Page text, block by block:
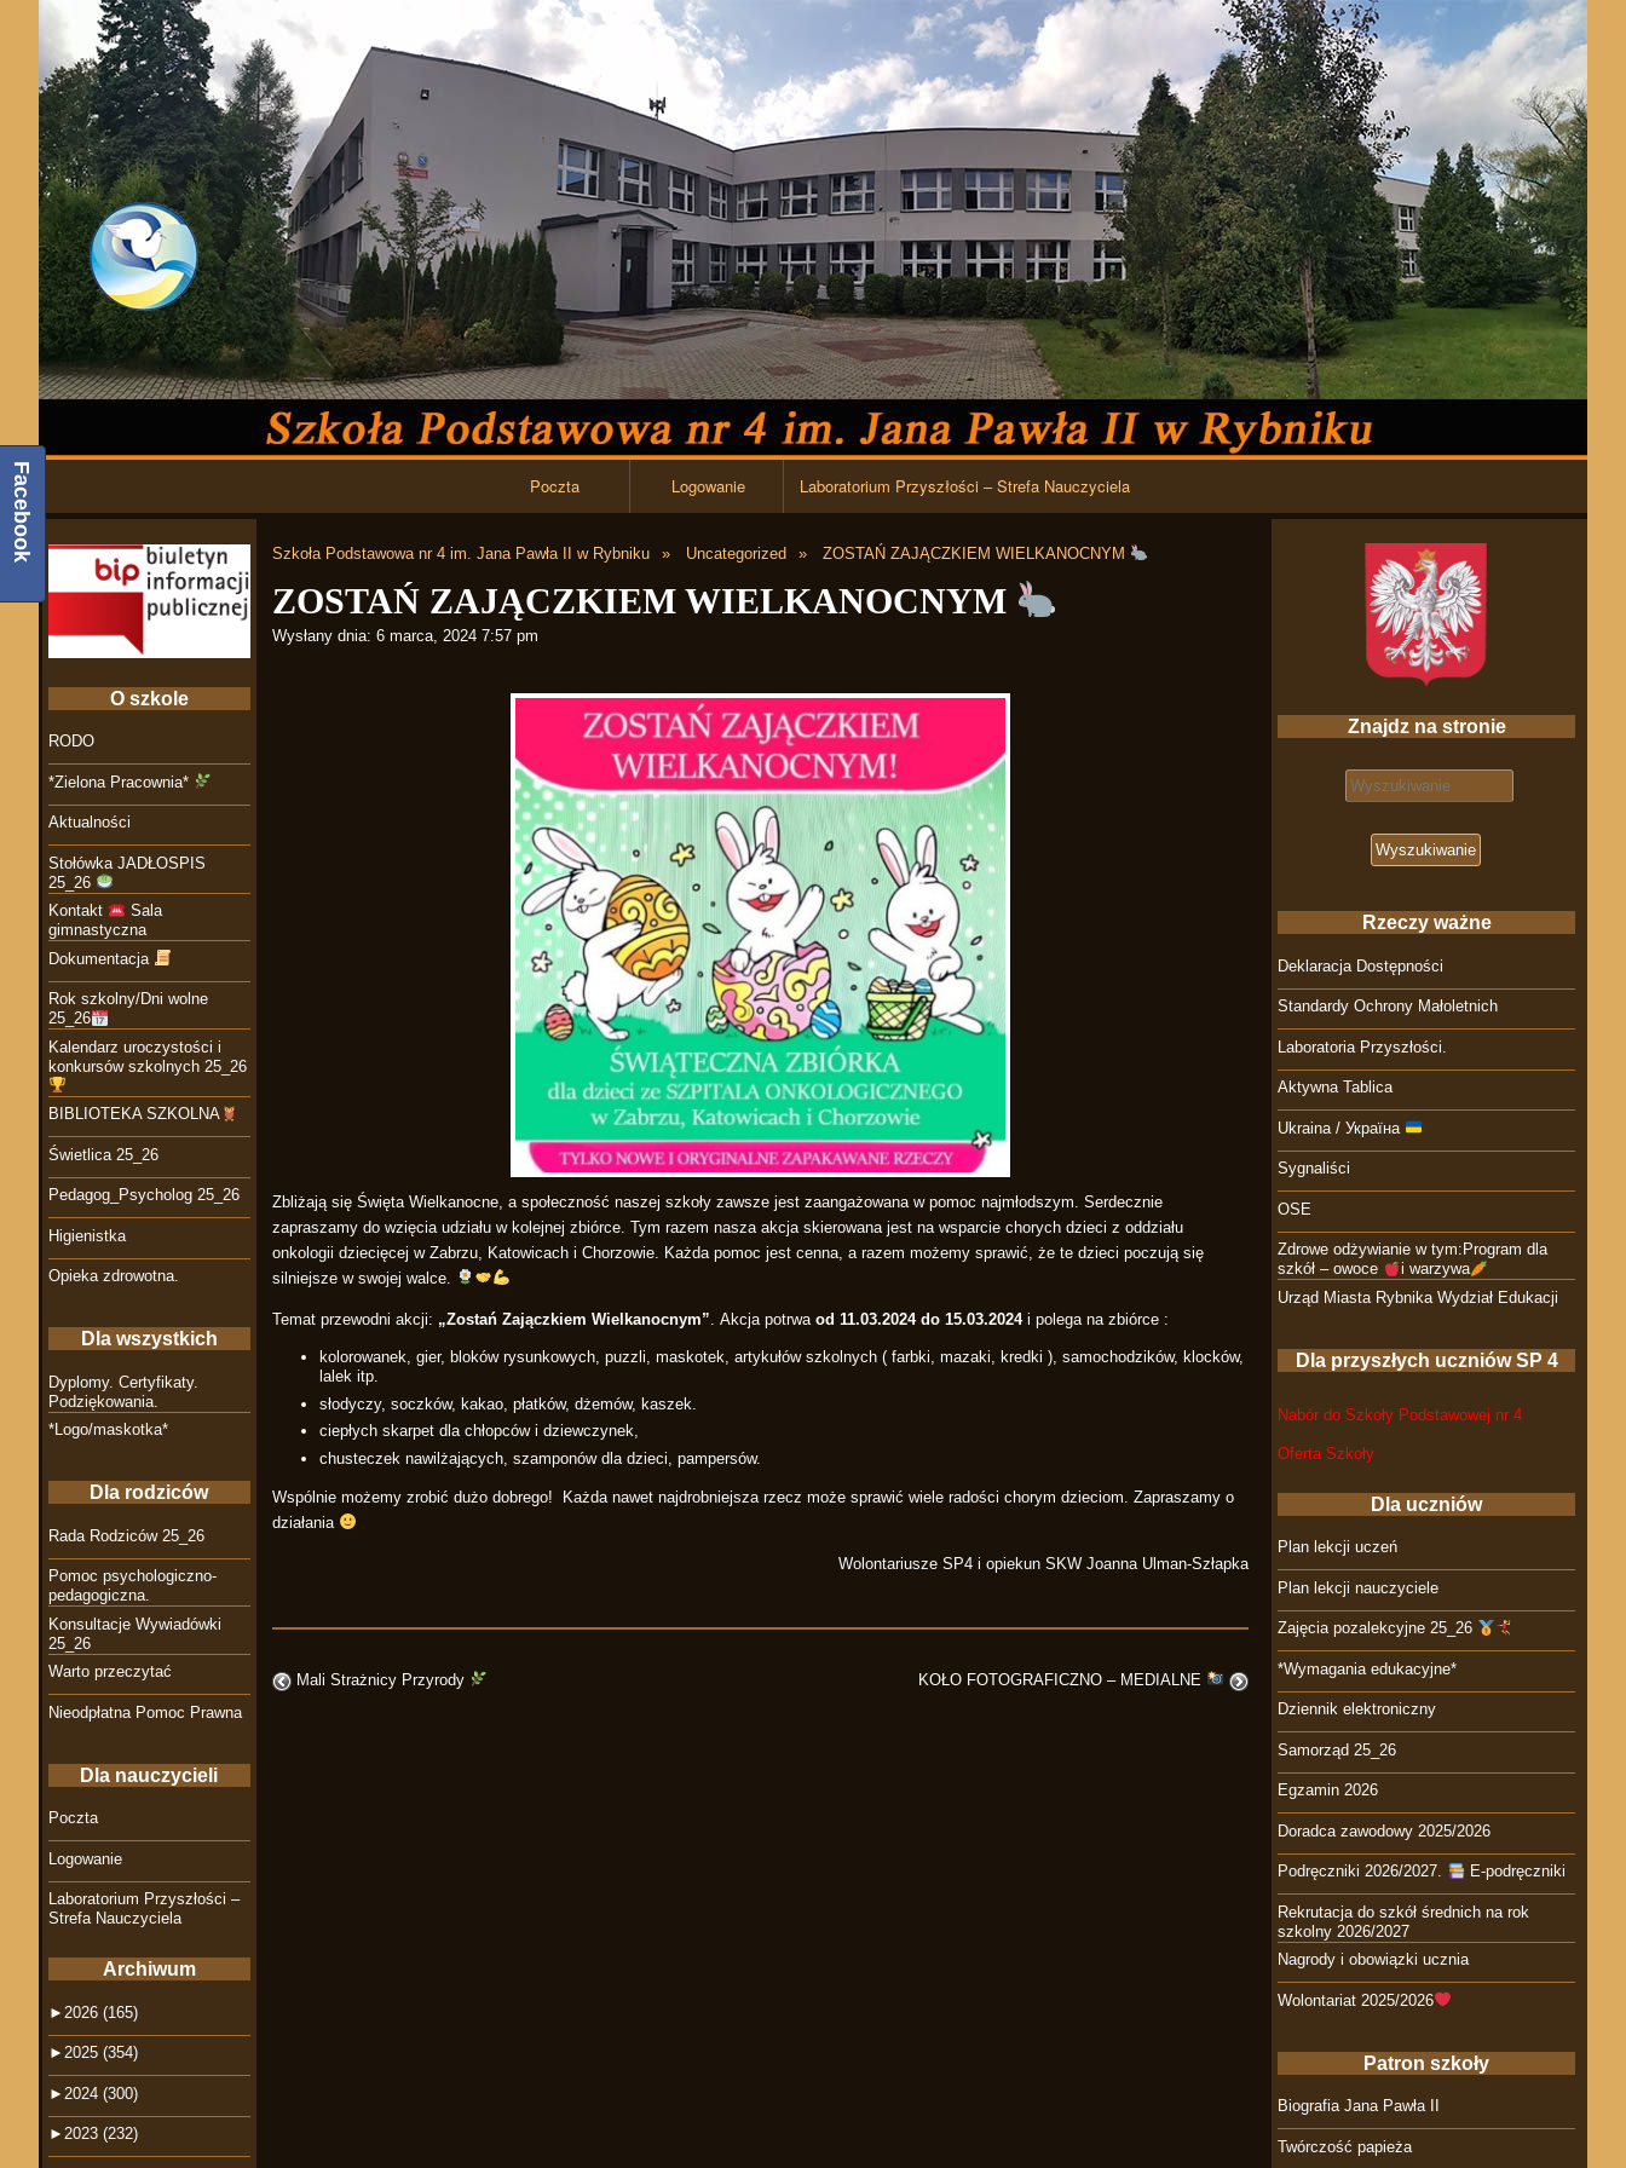
Przejdź do zawartości
Poczta Logowanie Laboratorium Przyszłości – Strefa Nauczyciela
Szkoła Podstawowa nr 4 im. Jana Pawła II w Rybniku Uncategorized ZOSTAŃ ZAJĄCZKIEM WIELKANOCNYM
ZOSTAŃ ZAJĄCZKIEM WIELKANOCNYM
Wysłany dnia: 6 marca, 2024 7:57 pm
Zbliżają się Święta Wielkanocne, a społeczność naszej szkoły zawsze jest zaangażowana w pomoc najmłodszym. Serdecznie
zapraszamy do wzięcia udziału w kolejnej zbiórce. Tym razem nasza akcja skierowana jest na wsparcie chorych dzieci z oddziału
onkologii dziecięcej w Zabrzu, Katowicach i Chorzowie. Każda pomoc jest cenna, a razem możemy sprawić, że te dzieci poczują się
silniejsze w swojej walce.
Temat przewodni akcji: „Zostań Zajączkiem Wielkanocnym”. Akcja potrwaod 11.03.2024 do 15.03.2024i polega na zbiórce :
kolorowanek, gier, bloków rysunkowych, puzzli, maskotek, artykułów szkolnych ( farbki, mazaki, kredki ), samochodzików, klocków,
lalek itp.
słodyczy, soczków, kakao, płatków, dżemów, kaszek.
ciepłych skarpet dla chłopców i dziewczynek,
chusteczek nawilżających, szamponów dla dzieci, pampersów.
Wspólnie możemy zrobić dużo dobrego! Każda nawet najdrobniejsza rzecz może sprawić wiele radości chorym dzieciom. Zapraszamy o
działania
Wolontariusze SP4 i opiekun SKW Joanna Ulman-Szłapka
Mali Strażnicy Przyrody KOŁO FOTOGRAFICZNO – MEDIALNE
Znajdz na stronie
Search for:
Rzeczy ważne
Deklaracja Dostępności
Standardy Ochrony Małoletnich
Laboratoria Przyszłości.
Aktywna Tablica
Ukraina / Україна
Sygnaliści
OSE
Zdrowe odżywianie w tym:Program dla
szkół – owoce
i warzywa
Urząd Miasta Rybnika Wydział Edukacji
Dla przyszłych uczniów SP 4
Nabór do Szkoły Podstawowej nr 4
Oferta Szkoły
Dla uczniów
Plan lekcji uczeń
Plan lekcji nauczyciele
Zajęcia pozalekcyjne 25_26
*Wymagania edukacyjne*
Dziennik elektroniczny
Samorząd 25_26
Egzamin 2026
Doradca zawodowy 2025/2026
Podręczniki 2026/2027. E-podręczniki
Rekrutacja do szkół średnich na rok
szkolny 2026/2027
Nagrody i obowiązki ucznia
Wolontariat 2025/2026
Patron szkoły
Biografia Jana Pawła II
Twórczość papieża
O szkole
RODO
*Zielona Pracownia*
Aktualności
Stołówka JADŁOSPIS
25_26
Kontakt
Sala
gimnastyczna
Dokumentacja
Rok szkolny/Dni wolne
25_26
Kalendarz uroczystości i
konkursów szkolnych 25_26
BIBLIOTEKA SZKOLNA
Świetlica 25_26
Pedagog_Psycholog 25_26
Higienistka
Opieka zdrowotna.
Dla wszystkich
Dyplomy. Certyfikaty.
Podziękowania.
*Logo/maskotka*
Dla rodziców
Rada Rodziców 25_26
Pomoc psychologiczno-
pedagogiczna.
Konsultacje Wywiadówki
25_26
Warto przeczytać
Nieodpłatna Pomoc Prawna
Dla nauczycieli
Poczta
Logowanie
Laboratorium Przyszłości –
Strefa Nauczyciela
Archiwum
► 2026 (165)
► 2025 (354)
► 2024 (300)
► 2023 (232)
Facebook